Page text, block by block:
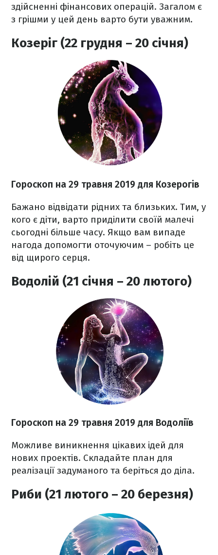
здійсненні фінансових операцій. Загалом є
з грішми у цей день варто бути уважним.
Козеріг (22 грудня – 20 січня)
Гороскоп на 29 травня 2019 для Козерогів
Бажано відвідати рідних та близьких. Тим, у
кого є діти, варто приділити своїй малечі
сьогодні більше часу. Якщо вам випаде
нагода допомогти оточуючим – робіть це
від щирого серця.
Водолій (21 січня – 20 лютого)
Гороскоп на 29 травня 2019 для Водоліїв
Можливе виникнення цікавих ідей для
нових проектів. Складайте план для
реалізації задуманого та беріться до діла.
Риби (21 лютого – 20 березня)